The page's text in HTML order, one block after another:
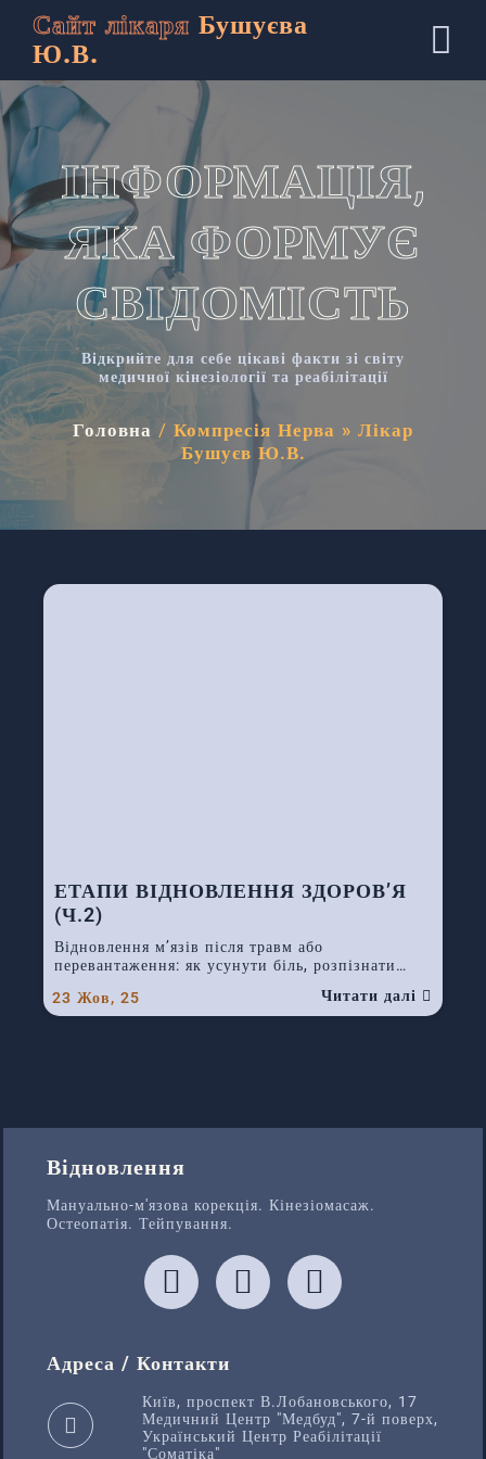
Сайт лікаря Бушуєва
Ю.В.
ІНФОРМАЦІЯ,
ЯКА ФОРМУЄ
СВІДОМІСТЬ
Відкрийте для себе цікаві факти зі світу
медичної кінезіології та реабілітації
Головна / Компресія Нерва » Лікар
Бушуєв Ю.В.
ЕТАПИ ВІДНОВЛЕННЯ ЗДОРОВ’Я
(Ч.2)
23 Жов, 25
Відновлення м’язів після травм або
перевантаження: як усунути біль, розпізнати…
Читати далі
Відновлення
Мануально-м'язова корекція. Кінезіомасаж.
Остеопатія. Тейпування.
Адреса / Контакти
Київ, проспект В.Лобановського, 17
Медичний Центр "Медбуд", 7-й поверх,
Український Центр Реабілітації
"Соматіка"